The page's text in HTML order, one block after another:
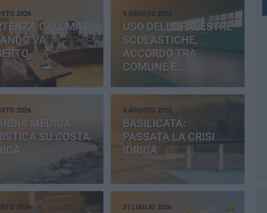
2026
CALLMAT,
VA
5 AGOSTO 2026
USO DELLE PALESTRE
SCOLASTICHE,
ACCORDO TRA
COMUNE E
PROVINCIA
2026
MEDICA
SU COSTA
3 AGOSTO 2026
BASILICATA:
PASSATA LA CRISI
IDRICA
2026 31 LUGLIO 2026